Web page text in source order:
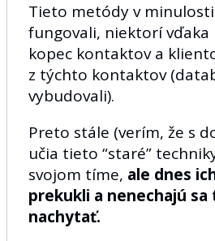
Tieto metódy v
fungovali, niektorí
kopec kontaktov a
z týchto kontaktov
vybudovali).
Preto stále (verím, že s
učia tieto “staré”
svojom tíme, ale dnes
prekukli a nenechajú sa
nachytať.